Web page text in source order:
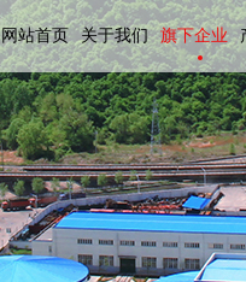
网站首页 关于我们 旗下企业